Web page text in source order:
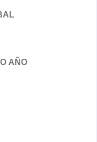
AÑO